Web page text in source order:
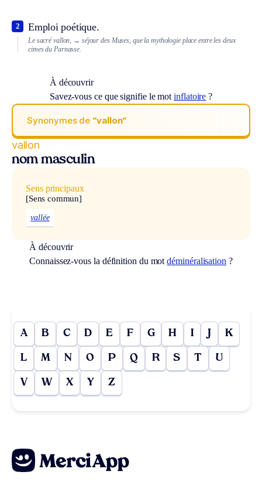
Emploi poétique.
2
Le sacré vallon, → séjour des Muses, que la mythologie place entre les deux
cimes du Parnasse.
À découvrir
Savez-vous ce que signifie le motinflatoire ?
Synonymes de “vallon“
vallon
nom masculin
Sens principaux
[Sens commun]
vallée
À découvrir
Connaissez-vous la définition du motdéminéralisation ?
A B C D E F G H I J K
L M N O P Q R S T U
V W X Y Z